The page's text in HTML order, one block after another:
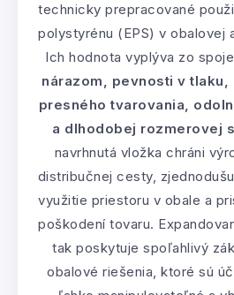
technicky prepracované
polystyrénu (EPS) v obalovej
Ich hodnota vyplýva zo
nárazom, pevnosti v
presného tvarovania,
a dlhodobej rozmerovej
navrhnutá vložka chráni
distribučnej cesty,
využitie priestoru v obale a
poškodení tovaru.
tak poskytuje spoľahlivý
obalové riešenia, ktoré sú